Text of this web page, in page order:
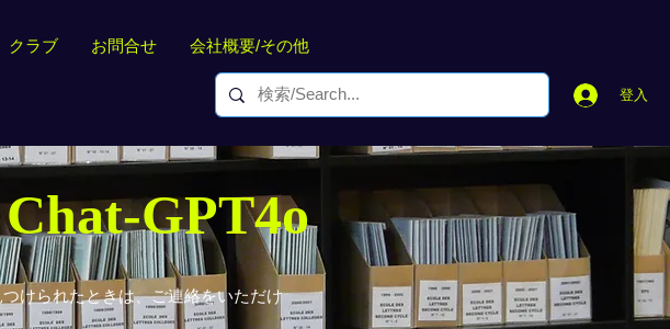
クラブ お問合せ 会社概要/その他
登入
Chat-GPT4o
けられたときは、ご連絡をいただけ